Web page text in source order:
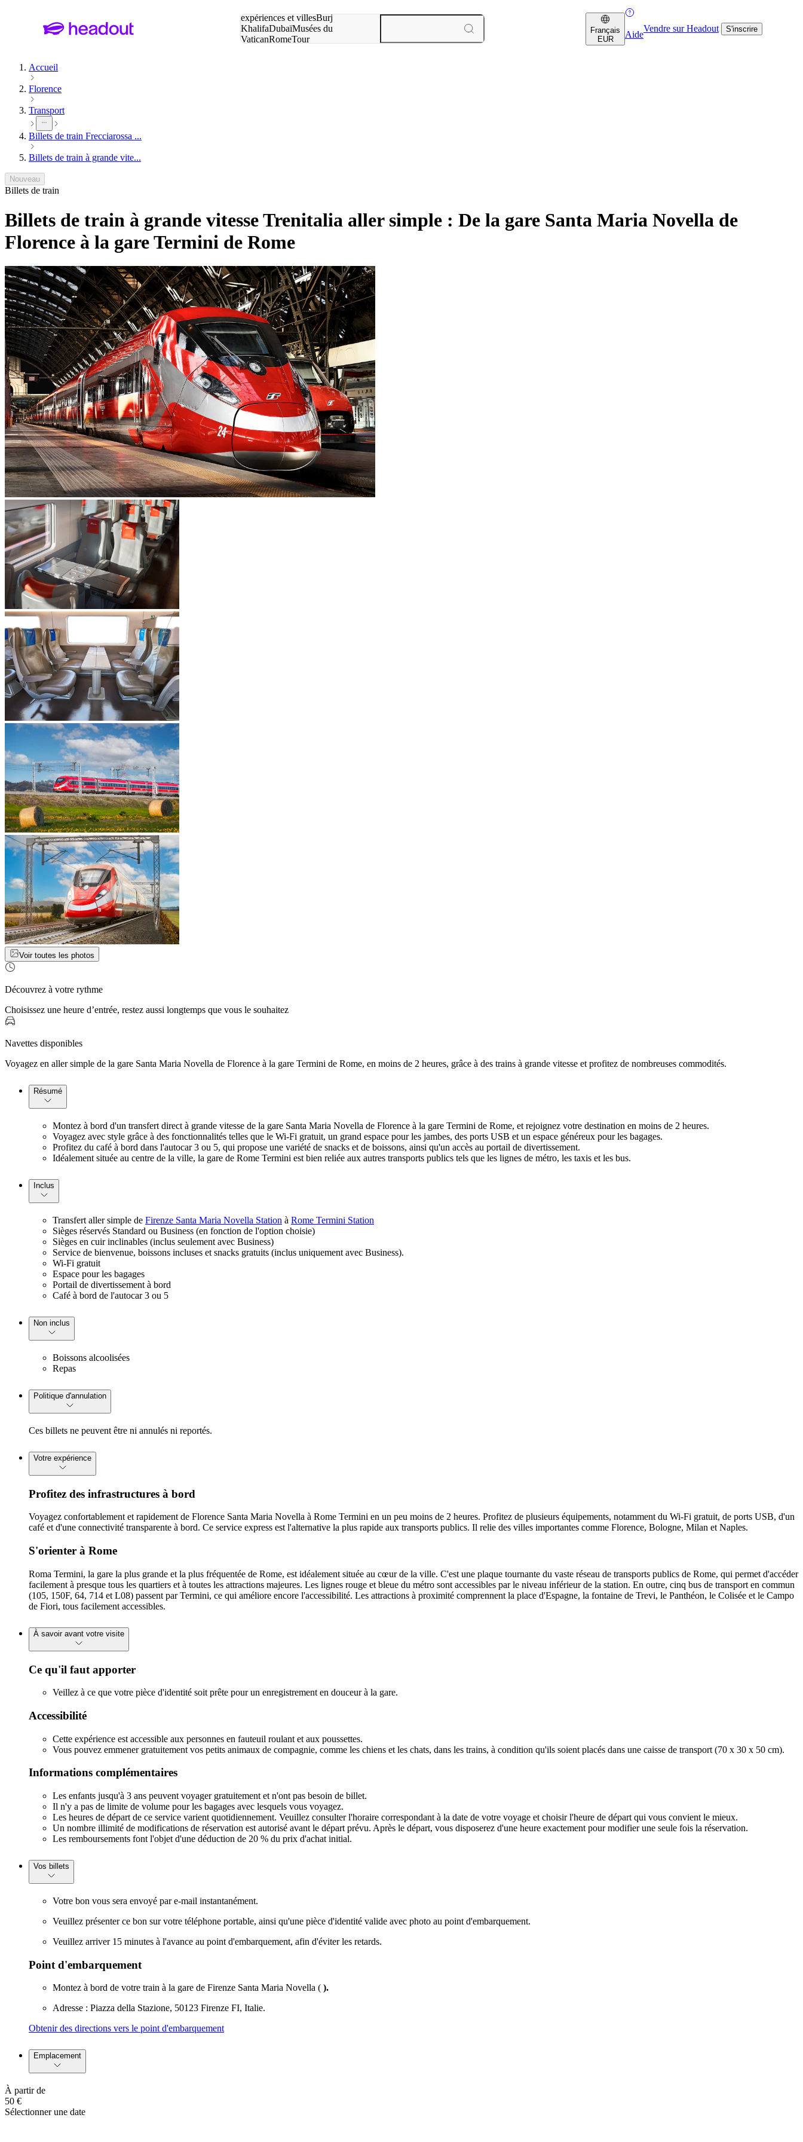
expériences et villesBurj
KhalifaDubaïMusées du
VaticanRomeTour
Français
EUR
Aide
Vendre sur Headout S'inscrire
Accueil
Florence
Transport
Billets de train Frecciarossa ...
Billets de train à grande vite...
Nouveau
Billets de train
Billets de train à grande vitesse Trenitalia aller simple : De la gare Santa Maria Novella de
Florence à la gare Termini de Rome
Voir toutes les photos
Découvrez à votre rythme
Choisissez une heure d’entrée, restez aussi longtemps que vous le souhaitez
Navettes disponibles
Voyagez en aller simple de la gare Santa Maria Novella de Florence à la gare Termini de Rome, en moins de 2 heures, grâce à des trains à grande vitesse et profitez de nombreuses commodités.
Résumé
Montez à bord d'un transfert direct à grande vitesse de la gare Santa Maria Novella de Florence à la gare Termini de Rome, et rejoignez votre destination en moins de 2 heures.
Voyagez avec style grâce à des fonctionnalités telles que le Wi-Fi gratuit, un grand espace pour les jambes, des ports USB et un espace généreux pour les bagages.
Profitez du café à bord dans l'autocar 3 ou 5, qui propose une variété de snacks et de boissons, ainsi qu'un accès au portail de divertissement.
Idéalement située au centre de la ville, la gare de Rome Termini est bien reliée aux autres transports publics tels que les lignes de métro, les taxis et les bus.
Inclus
Transfert aller simple de Firenze Santa Maria Novella Station à Rome Termini Station
Sièges réservés Standard ou Business (en fonction de l'option choisie)
Sièges en cuir inclinables (inclus seulement avec Business)
Service de bienvenue, boissons incluses et snacks gratuits (inclus uniquement avec Business).
Wi-Fi gratuit
Espace pour les bagages
Portail de divertissement à bord
Café à bord de l'autocar 3 ou 5
Non inclus
Boissons alcoolisées
Repas
Politique d'annulation
Ces billets ne peuvent être ni annulés ni reportés.
Votre expérience
Profitez des infrastructures à bord
Voyagez confortablement et rapidement de Florence Santa Maria Novella à Rome Termini en un peu moins de 2 heures. Profitez de plusieurs équipements, notamment du Wi-Fi gratuit, de ports USB, d'un
café et d'une connectivité transparente à bord. Ce service express est l'alternative la plus rapide aux transports publics. Il relie des villes importantes comme Florence, Bologne, Milan et Naples.
S'orienter à Rome
Roma Termini, la gare la plus grande et la plus fréquentée de Rome, est idéalement située au cœur de la ville. C'est une plaque tournante du vaste réseau de transports publics de Rome, qui permet d'accéder
facilement à presque tous les quartiers et à toutes les attractions majeures. Les lignes rouge et bleue du métro sont accessibles par le niveau inférieur de la station. En outre, cinq bus de transport en commun
(105, 150F, 64, 714 et L08) passent par Termini, ce qui améliore encore l'accessibilité. Les attractions à proximité comprennent la place d'Espagne, la fontaine de Trevi, le Panthéon, le Colisée et le Campo
de Fiori, tous facilement accessibles.
À savoir avant votre visite
Ce qu'il faut apporter
Veillez à ce que votre pièce d'identité soit prête pour un enregistrement en douceur à la gare.
Accessibilité
Cette expérience est accessible aux personnes en fauteuil roulant et aux poussettes.
Vous pouvez emmener gratuitement vos petits animaux de compagnie, comme les chiens et les chats, dans les trains, à condition qu'ils soient placés dans une caisse de transport (70 x 30 x 50 cm).
Informations complémentaires
Les enfants jusqu'à 3 ans peuvent voyager gratuitement et n'ont pas besoin de billet.
Il n'y a pas de limite de volume pour les bagages avec lesquels vous voyagez.
Les heures de départ de ce service varient quotidiennement. Veuillez consulter l'horaire correspondant à la date de votre voyage et choisir l'heure de départ qui vous convient le mieux.
Un nombre illimité de modifications de réservation est autorisé avant le départ prévu. Après le départ, vous disposerez d'une heure exactement pour modifier une seule fois la réservation.
Les remboursements font l'objet d'une déduction de 20 % du prix d'achat initial.
Vos billets
Votre bon vous sera envoyé par e-mail instantanément.
Veuillez présenter ce bon sur votre téléphone portable, ainsi qu'une pièce d'identité valide avec photo au point d'embarquement.
Veuillez arriver 15 minutes à l'avance au point d'embarquement, afin d'éviter les retards.
Point d'embarquement
Montez à bord de votre train à la gare de Firenze Santa Maria Novella ( ).
Adresse : Piazza della Stazione, 50123 Firenze FI, Italie.
Obtenir des directions vers le point d'embarquement
Emplacement
À partir de
50 €
Sélectionner une date